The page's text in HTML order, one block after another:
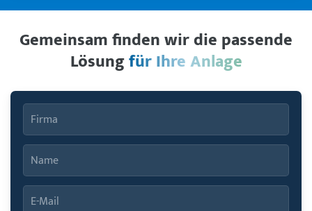
Gemeinsam finden wir die passende
Lösungfür Ihre Anlage